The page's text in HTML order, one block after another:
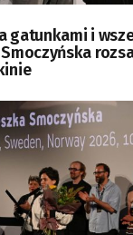
gatunkami i